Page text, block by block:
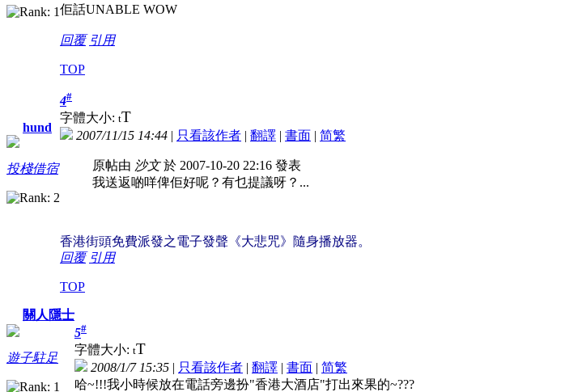
佢話UNABLE WOW
回覆 引用
TOP
hund
投棧借宿
4#
字體大小: tT
2007/11/15 14:44 | 只看該作者 | 翻譯 | 書面 | 简繁
原帖由 沙文於 2007-10-20 22:16 發表
我送返啲咩俾佢好呢？有乜提議呀？...
香港街頭免費派發之電子發聲《大悲咒》隨身播放器。
回覆 引用
TOP
關人隱士
遊子駐足
5#
字體大小: tT
2008/1/7 15:35 | 只看該作者 | 翻譯 | 書面 | 简繁
哈~!!!我小時候放在電話旁邊扮"香港大酒店"打出來果的~???